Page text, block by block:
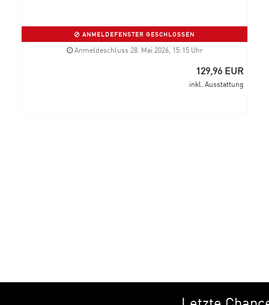
ANMELDEFENSTER GESCHLOSSEN
Anmeldeschluss 28. Mai 2026, 15:15 Uhr
129,96 EUR
inkl. Ausstattung